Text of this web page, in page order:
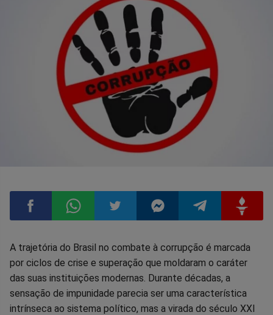
Compartilhar
no
Facebook
Compartilhar
no
Whatsapp
Compartilhar
no
Twitter
Compartilhar
no
Messenger
Compartilhar
no
TelegramGettr
A trajetória do Brasil no combate à corrupção é marcada
por ciclos de crise e superação que moldaram o caráter
das suas instituições modernas. Durante décadas, a
sensação de impunidade parecia ser uma característica
intrínseca ao sistema político, mas a virada do século XXI